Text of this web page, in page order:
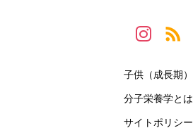
子供（成長期）
分子栄養学とは
サイトポリシー